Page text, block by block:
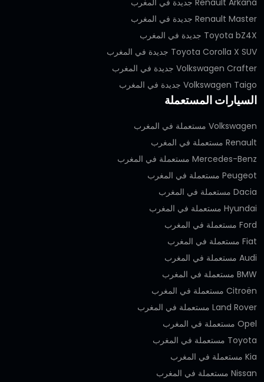
Renault Master جديدة في المغرب
Toyota bZ4X جديدة في المغرب
Toyota Corolla X SUV جديدة في المغرب
Volkswagen Crafter جديدة في المغرب
Volkswagen Taigo جديدة في المغرب
السيارات المستعملة
Volkswagen مستعملة في المغرب
Renault مستعملة في المغرب
Mercedes-Benz مستعملة في المغرب
Peugeot مستعملة في المغرب
Dacia مستعملة في المغرب
Hyundai مستعملة في المغرب
Ford مستعملة في المغرب
Fiat مستعملة في المغرب
Audi مستعملة في المغرب
BMW مستعملة في المغرب
Citroën مستعملة في المغرب
Land Rover مستعملة في المغرب
Opel مستعملة في المغرب
Toyota مستعملة في المغرب
Kia مستعملة في المغرب
Nissan مستعملة في المغرب